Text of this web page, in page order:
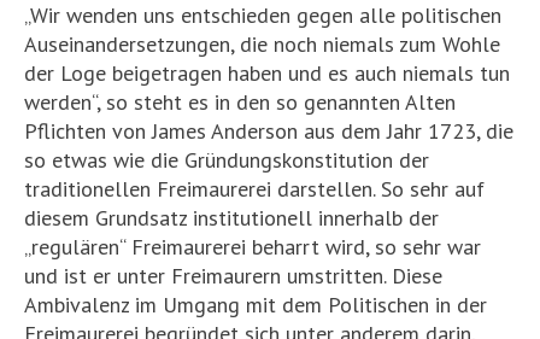
„Wir wenden uns entschieden gegen alle politischen
Auseinandersetzungen, die noch niemals zum Wohle
der Loge beigetragen haben und es auch niemals tun
werden“, so steht es in den so genannten Alten
Pflichten von James Anderson aus dem Jahr 1723, die
so etwas wie die Gründungskonstitution der
traditionellen Freimaurerei darstellen. So sehr auf
diesem Grundsatz institutionell innerhalb der
„regulären“ Freimaurerei beharrt wird, so sehr war
und ist er unter Freimaurern umstritten. Diese
Ambivalenz im Umgang mit dem Politischen in der